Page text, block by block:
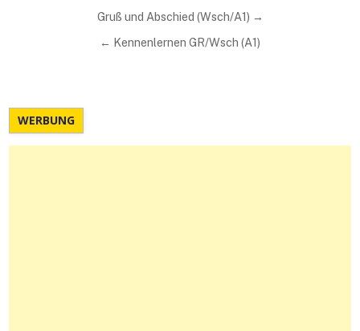
Beitragsnavigation
Gruß und Abschied (Wsch/A1) →
← Kennenlernen GR/Wsch (A1)
WERBUNG